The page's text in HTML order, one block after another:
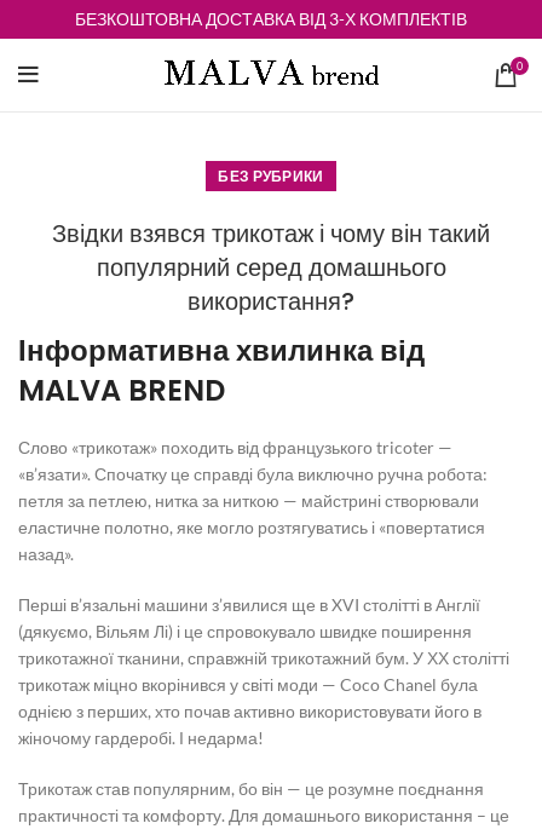
БЕЗКОШТОВНА ДОСТАВКА ВІД 3-Х КОМПЛЕКТІВ
0
БЕЗ РУБРИКИ
Звідки взявся трикотаж і чому він такий
популярний серед домашнього
використання?
Інформативна хвилинка від
MALVA BREND
Слово «трикотаж» походить від французького tricoter —
«в’язати». Спочатку це справді була виключно ручна робота:
петля за петлею, нитка за ниткою — майстрині створювали
еластичне полотно, яке могло розтягуватись і «повертатися
назад».
Перші в’язальні машини з’явилися ще в XVI столітті в Англії
(дякуємо, Вільям Лі) і це спровокувало швидке поширення
трикотажної тканини, справжній трикотажний бум. У ХХ столітті
трикотаж міцно вкорінився у світі моди — Coco Chanel була
однією з перших, хто почав активно використовувати його в
жіночому гардеробі. І недарма!
Трикотаж став популярним, бо він — це розумне поєднання
практичності та комфорту. Для домашнього використання – це